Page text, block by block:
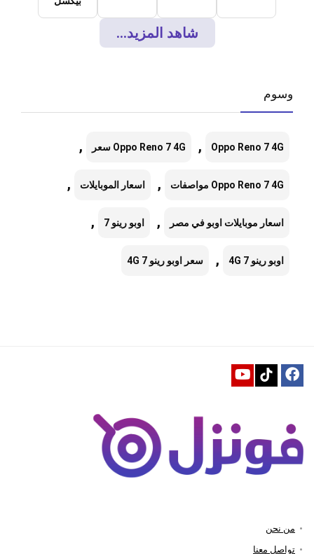
شاهد المزيد...
وسوم
Oppo Reno 7 4G
, Oppo Reno 7 4G سعر ,
Oppo Reno 7 4G مواصفات , اسعار الموبايلات ,
اسعار موبايلات اوبو في مصر , اوبو رينو 7 ,
اوبو رينو 7 4G , سعر اوبو رينو 7 4G
من نحن
تواصل معنا